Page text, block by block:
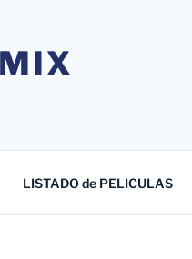
LISTADO de PELICULAS